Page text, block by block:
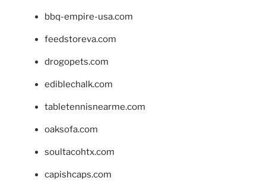
bbq-empire-usa.com
feedstoreva.com
drogopets.com
ediblechalk.com
tabletennisnearme.com
oaksofa.com
soultacohtx.com
capishcaps.com